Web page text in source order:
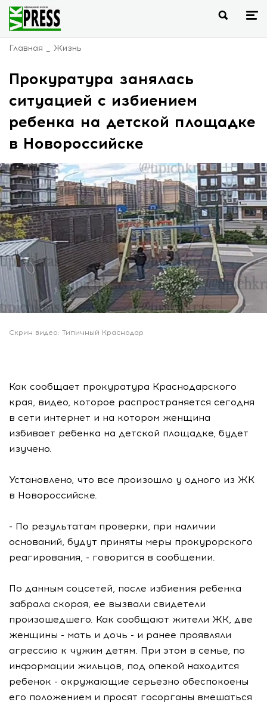
Главная Жизнь
Прокуратура занялась
ситуацией с избиением
ребенка на детской площадке
в Новороссийске
Скрин видео: Типичный Краснодар
Как сообщает прокуратура Краснодарского
края, видео, которое распространяется сегодня
в сети интернет и на котором женщина
избивает ребенка на детской площадке, будет
изучено.
Установлено, что все произошло у одного из ЖК
в Новороссийске.
- По результатам проверки, при наличии
оснований, будут приняты меры прокурорского
реагирования, - говорится в сообщении.
По данным соцсетей, после избиения ребенка
забрала скорая, ее вызвали свидетели
произошедшего. Как сообщают жители ЖК, две
женщины - мать и дочь - и ранее проявляли
агрессию к чужим детям. При этом в семье, по
информации жильцов, под опекой находится
ребенок - окружающие серьезно обеспокоены
его положением и просят госорганы вмешаться